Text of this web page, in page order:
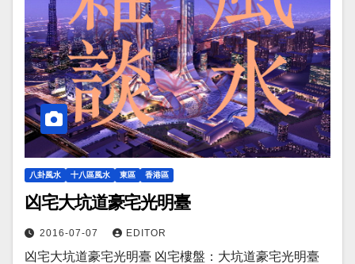
八卦風水 十八區風水 東區 香港區
凶宅大坑道豪宅光明臺
2016-07-07 EDITOR
凶宅大坑道豪宅光明臺 凶宅樓盤：大坑道豪宅光明臺